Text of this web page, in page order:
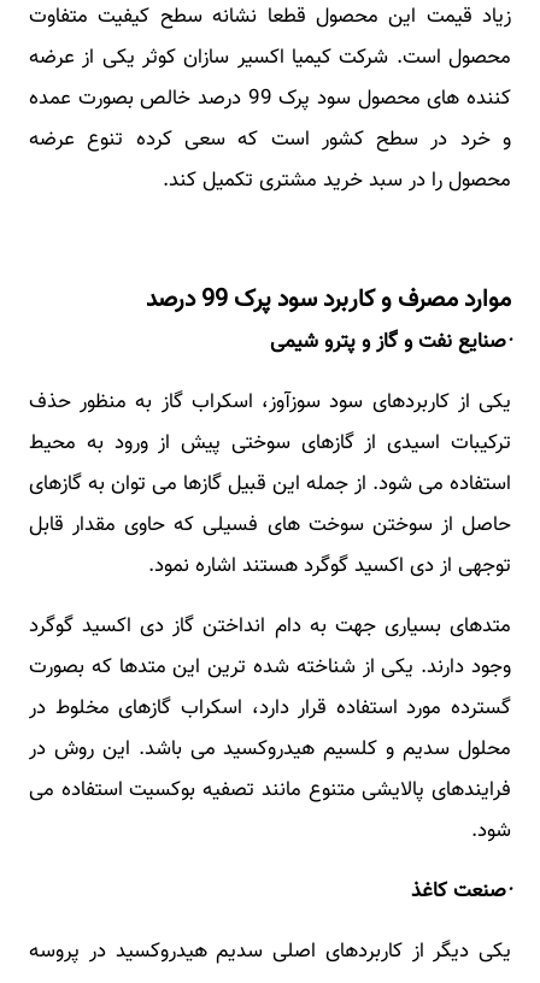
زیاد قیمت این محصول قطعا نشانه سطح کیفیت متفاوت
محصول است. شرکت کیمیا اکسیر سازان کوثر یکی از عرضه
کننده های محصول سود پرک 99 درصد خالص بصورت عمده
و خرد در سطح کشور است که سعی کرده تنوع عرضه
محصول را در سبد خرید مشتری تکمیل کند.
موارد مصرف و کاربرد سود پرک 99 درصد
·صنایع نفت و گاز و پترو شیمی
یکی از کاربردهای سود سوزآوز، اسکراب گاز به منظور حذف
ترکیبات اسیدی از گازهای سوختی پیش از ورود به محیط
استفاده می شود. از جمله این قبیل گازها می توان به گازهای
حاصل از سوختن سوخت های فسیلی که حاوی مقدار قابل
توجهی از دی اکسید گوگرد هستند اشاره نمود.
متدهای بسیاری جهت به دام انداختن گاز دی اکسید گوگرد
وجود دارند. یکی از شناخته شده ترین این متدها که بصورت
گسترده مورد استفاده قرار دارد، اسکراب گازهای مخلوط در
محلول سدیم و کلسیم هیدروکسید می باشد. این روش در
فرایندهای پالایشی متنوع مانند تصفیه بوکسیت استفاده می
شود.
·صنعت کاغذ
یکی دیگر از کاربردهای اصلی سدیم هیدروکسید در پروسه